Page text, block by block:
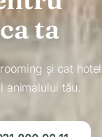
ta
și cat hotel
tău.